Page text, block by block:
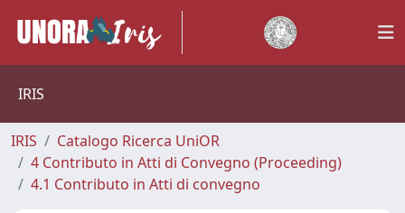
IRIS
IRIS
Catalogo Ricerca UniOR
4 Contributo in Atti di Convegno (Proceeding)
4.1 Contributo in Atti di convegno